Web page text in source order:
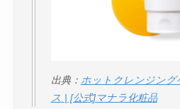
出典： ホットクレンジン
ス | [公式]マナラ化粧品